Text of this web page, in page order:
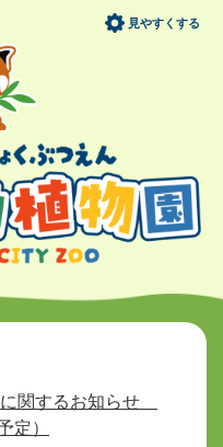
見やすくする
関するお知らせ
定）